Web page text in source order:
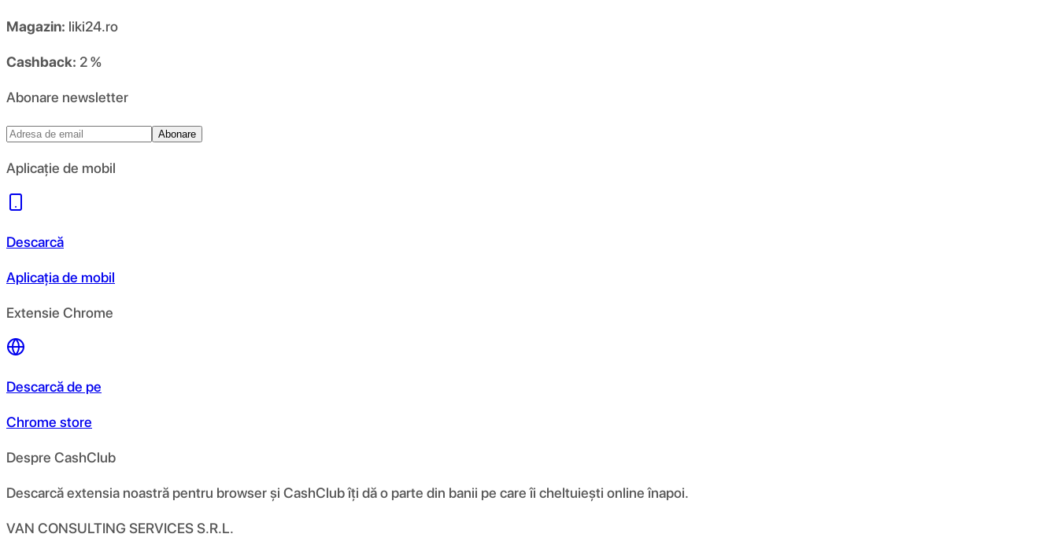
Magazin: liki24.ro
Cashback: 2 %
Abonare newsletter
Abonare
Aplicație de mobil
Descarcă
Aplicația de mobil
Extensie Chrome
Descarcă de pe
Chrome store
Despre CashClub
Descarcă extensia noastră pentru browser și CashClub îți dă o parte din banii pe care îi cheltuiești online înapoi.
VAN CONSULTING SERVICES S.R.L.